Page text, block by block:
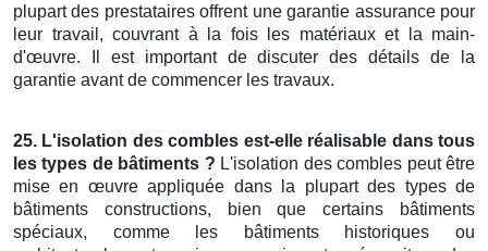
plupart des prestataires offrent une garantie assurance pour
leur travail, couvrant à la fois les matériaux et la main-
d'œuvre. Il est important de discuter des détails de la
garantie avant de commencer les travaux.
25. L'isolation des combles est-elle réalisable dans tous
les types de bâtiments ? L'isolation des combles peut être
mise en œuvre appliquée dans la plupart des types de
bâtiments constructions, bien que certains bâtiments
spéciaux, comme les bâtiments historiques ou